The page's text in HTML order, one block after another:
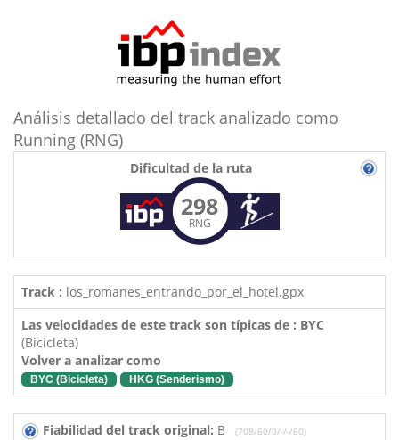
Análisis detallado del track analizado como
Running (RNG)
Dificultad de la ruta
298
RNG
Track : los_romanes_entrando_por_el_hotel.gpx
Las velocidades de este track son típicas de : BYC
(Bicicleta)
Volver a analizar como
BYC (Bicicleta) HKG (Senderismo)
Fiabilidad del track original: B (708/60/0/-/-/60)